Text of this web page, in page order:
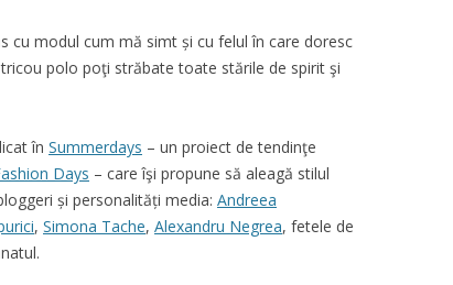
cu modul cum mă simt și cu felul în care doresc
polo poţi străbate toate stările de spirit şi
în Summerdays – un proiect de tendinţe
Days – care îşi propune să aleagă stilul
și personalități media: Andreea
, Simona Tache, Alexandru Negrea, fetele de